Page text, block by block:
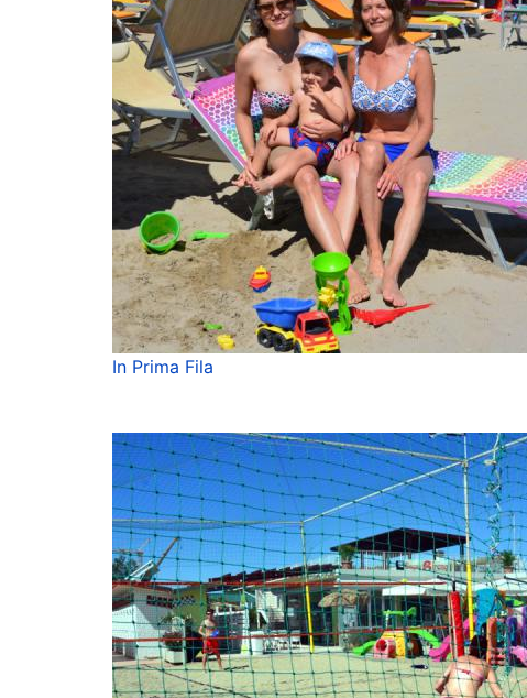
In Prima Fila